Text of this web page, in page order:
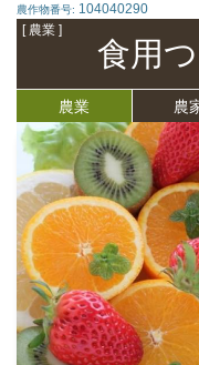
農作物番号: 104040290
[ 農業 ]
食用
農業 農